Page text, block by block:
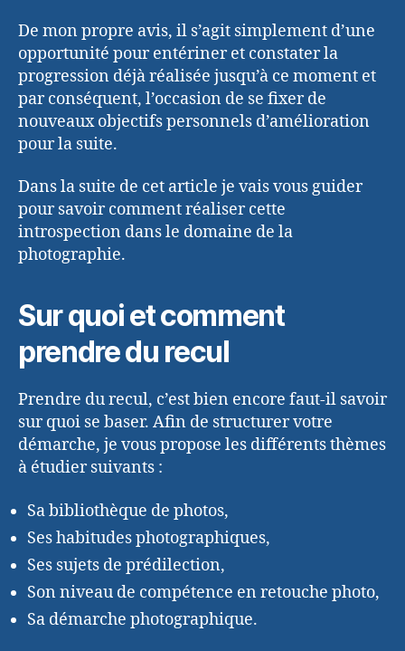
De mon propre avis, il s’agit simplement d’une
opportunité pour entériner et constater la
progression déjà réalisée jusqu’à ce moment et
par conséquent, l’occasion de se fixer de
nouveaux objectifs personnels d’amélioration
pour la suite.
Dans la suite de cet article je vais vous guider
pour savoir comment réaliser cette
introspection dans le domaine de la
photographie.
Sur quoi et comment
prendre du recul
Prendre du recul, c’est bien encore faut-il savoir
sur quoi se baser. Afin de structurer votre
démarche, je vous propose les différents thèmes
à étudier suivants :
Sa bibliothèque de photos,
Ses habitudes photographiques,
Ses sujets de prédilection,
Son niveau de compétence en retouche photo,
Sa démarche photographique.